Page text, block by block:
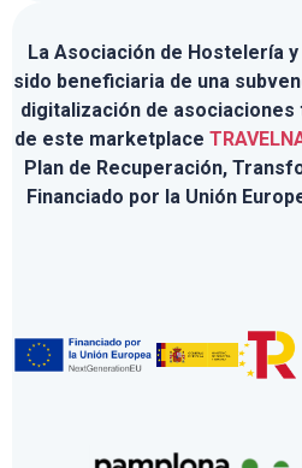
La Asociación de Hostelería
sido beneficiaria de una
digitalización de
de este marketplace
Plan de Recuperación,
Financiado por la Unión